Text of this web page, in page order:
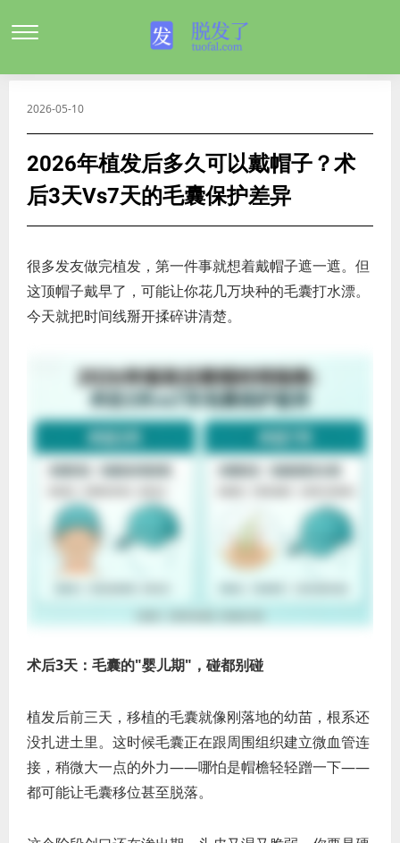
2026-05-10
2026年植发后多久可以戴帽子？术
后3天vs7天的毛囊保护差异
很多发友做完植发，第一件事就想着戴帽子遮一遮。但
这顶帽子戴早了，可能让你花几万块种的毛囊打水漂。
今天就把时间线掰开揉碎讲清楚。
术后3天：毛囊的"婴儿期"，碰都别碰
植发后前三天，移植的毛囊就像刚落地的幼苗，根系还
没扎进土里。这时候毛囊正在跟周围组织建立微血管连
接，稍微大一点的外力——哪怕是帽檐轻轻蹭一下——
都可能让毛囊移位甚至脱落。